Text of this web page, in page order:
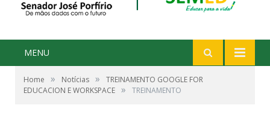
MENU
Home » Notícias »
TREINAMENTO GOOGLE FOR
EDUCACION E WORKSPACE » TREINAMENTO